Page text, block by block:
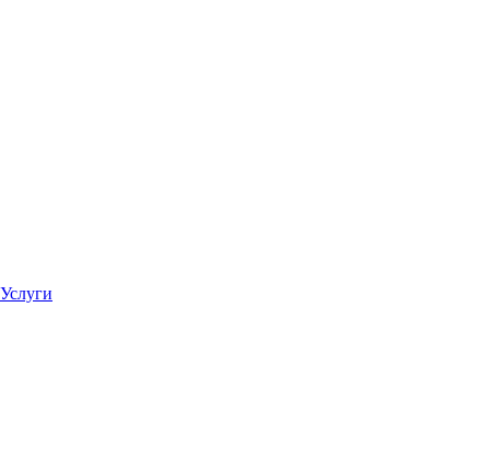
Услуги